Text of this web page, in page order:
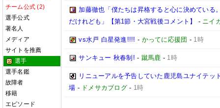
チーム公式 (2)
選手公式
著名人
メディア
サイトを推薦
選手
選手名鑑
故障者
移籍
エピソード
加藤徹也「僕たちは昇格すると心に決めてい
だけれども」【第1節・大宮戦後コメント】
- ニイ
vs水戸 白星発進!!!! - かってに応援団 - 1時
サンキュー 秋春制! - 蹴馬鹿 - 1時
リニューアルを予告していた鹿児島ユナイテッ
場 - ドメサカブログ- 1時